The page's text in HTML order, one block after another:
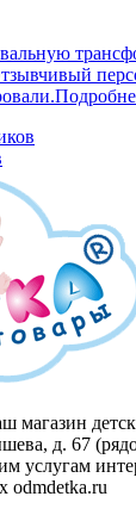
магазин
д. 67
услугам
odmdetka.ru